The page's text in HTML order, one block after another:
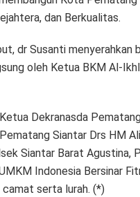
dan Berkualitas.
dr Susanti menyerahkan
oleh Ketua BKM Al-
Dekranasda
Siantar Drs HM
Siantar Barat Agustina,
Indonesia Bersinar
camat serta lurah. (*)